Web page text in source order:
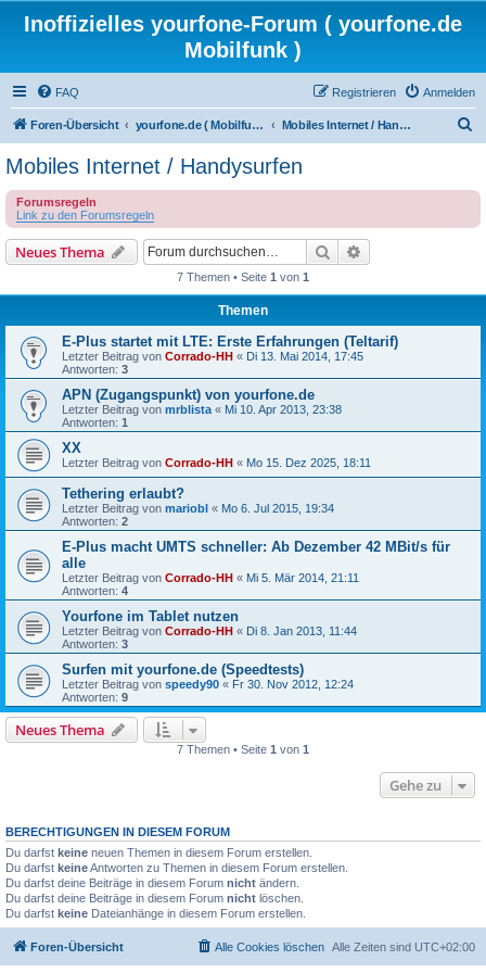
Inoffizielles yourfone-Forum ( yourfone.de
Mobilfunk )
FAQ Anmelden
Registrieren
Foren-Übersicht yourfone.de ( Mobilfunkangebot ) Mobiles Internet / Handysurfen
e
Mobiles Internet / Handysurfen
Forumsregeln
Link zu den Forumsregeln
Neues Thema Suche
7 Themen • Seite 1 von 1
Themen
E-Plus startet mit LTE: Erste Erfahrungen (Teltarif)
Letzter Beitrag von Corrado-HH « Di 13. Mai 2014, 17:45
Antworten: 3
APN (Zugangspunkt) von yourfone.de
Letzter Beitrag von mrblista « Mi 10. Apr 2013, 23:38
Antworten: 1
XX
Letzter Beitrag von Corrado-HH « Mo 15. Dez 2025, 18:11
Tethering erlaubt?
Letzter Beitrag von mariobl « Mo 6. Jul 2015, 19:34
Antworten: 2
E-Plus macht UMTS schneller: Ab Dezember 42 MBit/s für
alle
Letzter Beitrag von Corrado-HH « Mi 5. Mär 2014, 21:11
Antworten: 4
Yourfone im Tablet nutzen
Letzter Beitrag von Corrado-HH « Di 8. Jan 2013, 11:44
Antworten: 3
Surfen mit yourfone.de (Speedtests)
Letzter Beitrag von speedy90 « Fr 30. Nov 2012, 12:24
Antworten: 9
Neues Thema
7 Themen • Seite 1 von 1
Gehe zu
BERECHTIGUNGEN IN DIESEM FORUM
Du darfst keine neuen Themen in diesem Forum erstellen.
Du darfst keineAntworten zu Themen in diesem Forum erstellen.
Du darfst deine Beiträge in diesem Forum nicht ändern.
Du darfst deine Beiträge in diesem Forum nicht löschen.
Du darfst keine Dateianhänge in diesem Forum erstellen.
Foren-Übersicht Alle Zeiten sind UTC+02:00
Alle Cookies löschen